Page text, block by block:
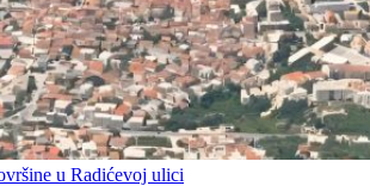
u Radićevoj ulici